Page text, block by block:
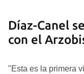
Díaz-Canel
con el
"Esta es la primera